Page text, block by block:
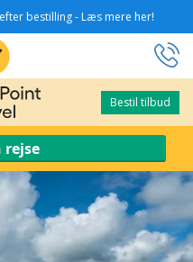
bestilling - Læs mere her!
Bestil tilbud
Bestil tilbud
rejse